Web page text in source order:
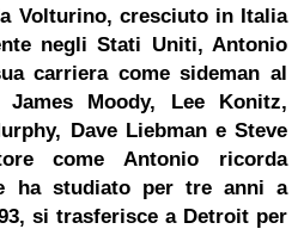
Volturino, cresciuto in Italia
negli Stati Uniti, Antonio
carriera come sideman al
Moody, Lee Konitz,
Dave Liebman e Steve
come Antonio ricorda
ha studiato per tre anni a
si trasferisce a Detroit per